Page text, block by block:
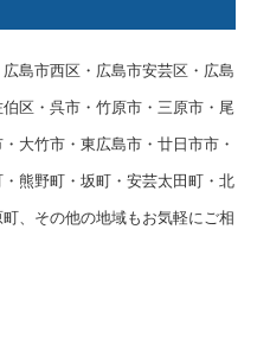
島市西区・広島市安芸区・広島
区・呉市・竹原市・三原市・尾
大竹市・東広島市・廿日市市・
熊野町・坂町・安芸太田町・北
、その他の地域もお気軽にご相